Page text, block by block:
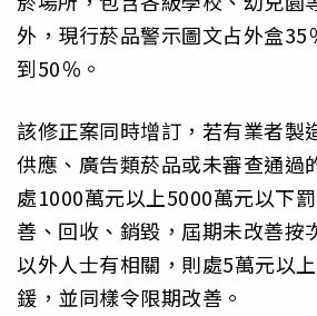
外，現行菸品警示圖文占外盒35
到50％。
該修正案同時增訂，若有業者製
供應、廣告類菸品或未審查通過
處1000萬元以上5000萬元以下
善、回收、銷毀，屆期未改善按
以外人士有相關，則處5萬元以
鍰，並同樣令限期改善。